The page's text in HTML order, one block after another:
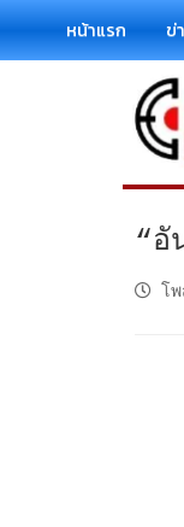
หน้าแรก ข่
“อั
โ